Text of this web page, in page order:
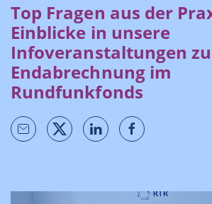
Top Fragen aus der
Einblicke in unsere
Infoveranstaltungen
Endabrechnung im
Rundfunkfonds